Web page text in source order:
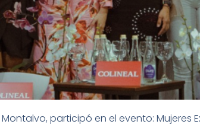
participó en el evento: Mujeres